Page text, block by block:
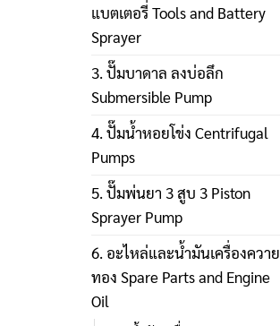
แบตเตอรี่ Tools and Battery
Sprayer
3. ปั๊มบาดาล ลงบ่อลึก
Submersible Pump
4. ปั๊มน้ำหอยโข่ง Centrifugal
Pumps
5. ปั๊มพ่นยา 3 สูบ 3 Piston
Sprayer Pump
6. อะไหล่และน้ำมันเครื่องควาย
ทอง Spare Parts and Engine
Oil